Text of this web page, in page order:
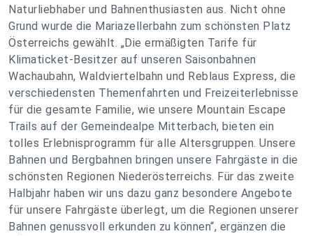
Naturliebhaber und Bahnenthusiasten aus. Nicht ohne
Grund wurde die Mariazellerbahn zum schönsten Platz
Österreichs gewählt. „Die ermäßigten Tarife für
Klimaticket-Besitzer auf unseren Saisonbahnen
Wachaubahn, Waldviertelbahn und Reblaus Express, die
verschiedensten Themenfahrten und Freizeiterlebnisse
für die gesamte Familie, wie unsere Mountain Escape
Trails auf der Gemeindealpe Mitterbach, bieten ein
tolles Erlebnisprogramm für alle Altersgruppen. Unsere
Bahnen und Bergbahnen bringen unsere Fahrgäste in die
schönsten Regionen Niederösterreichs. Für das zweite
Halbjahr haben wir uns dazu ganz besondere Angebote
für unsere Fahrgäste überlegt, um die Regionen unserer
Bahnen genussvoll erkunden zu können“, ergänzen die